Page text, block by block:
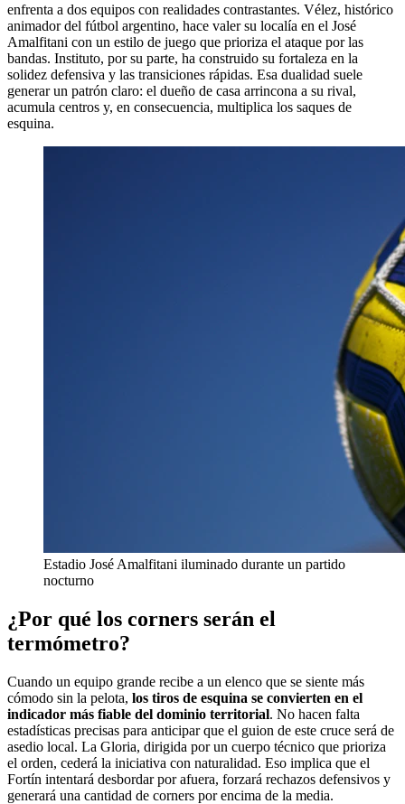
enfrenta a dos equipos con realidades contrastantes. Vélez, histórico
animador del fútbol argentino, hace valer su localía en el José
Amalfitani con un estilo de juego que prioriza el ataque por las
bandas. Instituto, por su parte, ha construido su fortaleza en la
solidez defensiva y las transiciones rápidas. Esa dualidad suele
generar un patrón claro: el dueño de casa arrincona a su rival,
acumula centros y, en consecuencia, multiplica los saques de
esquina.
Estadio José Amalfitani iluminado durante un partido
nocturno
¿Por qué los corners serán el
termómetro?
Cuando un equipo grande recibe a un elenco que se siente más
cómodo sin la pelota, los tiros de esquina se convierten en el
indicador más fiable del dominio territorial. No hacen falta
estadísticas precisas para anticipar que el guion de este cruce será de
asedio local. La Gloria, dirigida por un cuerpo técnico que prioriza
el orden, cederá la iniciativa con naturalidad. Eso implica que el
Fortín intentará desbordar por afuera, forzará rechazos defensivos y
generará una cantidad de corners por encima de la media.